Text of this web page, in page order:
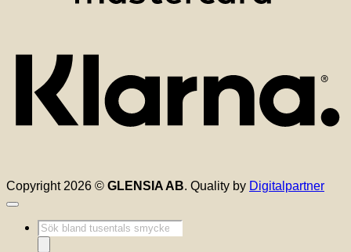
Copyright 2026 © GLENSIA AB. Quality by Digitalpartner
Produktsökning